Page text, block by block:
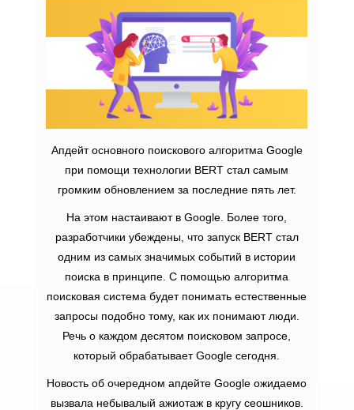
Апдейт основного поискового алгоритма Google
при помощи технологии BERT стал самым
громким обновлением за последние пять лет.
На этом настаивают в Google. Более того,
разработчики убеждены, что запуск BERT стал
одним из самых значимых событий в истории
поиска в принципе. С помощью алгоритма
поисковая система будет понимать естественные
запросы подобно тому, как их понимают люди.
Речь о каждом десятом поисковом запросе,
который обрабатывает Google сегодня.
Новость об очередном апдейте Google ожидаемо
вызвала небывалый ажиотаж в кругу сеошников.